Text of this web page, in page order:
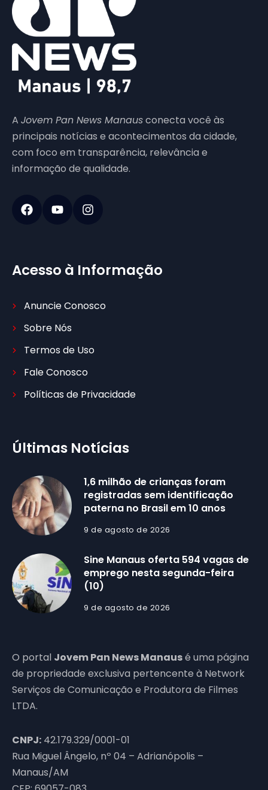
A Jovem Pan News Manausconecta você às
principais notícias e acontecimentos da cidade,
com foco em transparência, relevância e
informação de qualidade.
Acesso à Informação
Anuncie Conosco
Sobre Nós
Termos de Uso
Fale Conosco
Políticas de Privacidade
Últimas Notícias
1,6 milhão de crianças foram
registradas sem identificação
paterna no Brasil em 10 anos
9 de agosto de 2026
Sine Manaus oferta 594 vagas de
emprego nesta segunda-feira
(10)
9 de agosto de 2026
O portal Jovem Pan News Manausé uma página
de propriedade exclusiva pertencente à Network
Serviços de Comunicação e Produtora de Filmes
LTDA.
CNPJ: 42.179.329/0001-01
Rua Miguel Ângelo, nº 04 – Adrianópolis –
Manaus/AM